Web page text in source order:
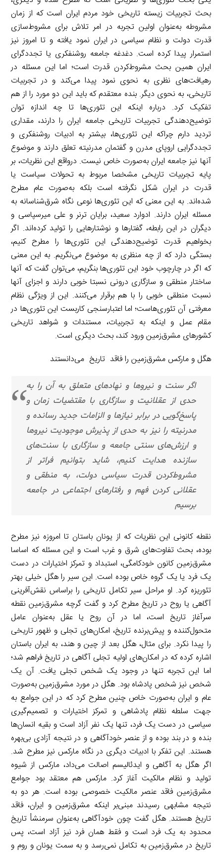
بحث تجربیات زیسته تاریخی خود مردم ایران است که از زمان
مشروطه به‌عنوان اولین تجربه در امر تلاش برای مشروط‌سازی
قدرت دولت و نظام سیاسی در ایران نمود یافته و تا امروز نیز
استمرار پیدا کرده است. دغدغه جامعه روشنفکری یا تجددگرای
ایران همین بحث مشروط‌کردن قدرت است؛ اما این مسئله در
رهیافت‌های نظری به نحوی نمود پیدا می‌کند و در تجربیات
تاریخی، به نحوی دیگر. بنده معتقدم که باید این دو مورد را از هم
تفکیک کرد. درباره اینکه این تئوری‌ها تا چه اندازه توان
توضیح‌دهندگی تجربیات تاریخی جامعه ایران را دارند، مقداری
تردید دارم چراکه این تئوری‌ها، بیشتر به ادبیات روشنفکری و
تجددگرایی اروپای مدرن و گفتمان مدرنیته تعلق دارند و موضوع
آنها نیز جامعه ایران به‌صورت خاص نیست. درواقع این نظریات، بر
پایه تجربیات تاریخی مشخصا مربوط به تحولات سیاست یا
قدرت در ایران شکل نگرفته است بلکه به‌صورت عام مطرح
شده‌اند. به این معنی که این تئوری‌ها نوعی نگاه شرق‌شناسانه به
مسئله ایران دارند. ادوارد سعید، برایان ترنر و علی میرسپاسی و
دیگران در این رابطه، گفتارها و نوشتارهایی را تولید کرده‌اند. اگر
بخواهیم قدرت توضیح‌دهندگی این تئوری‌ها را مطرح کنیم،
بستگی دارد که از چه منظری به موضوع می‌نگریم. به این معنی
که اگر در چارچوب خود این تئوری‌ها بنگریم، می‌توان گفت که آنها
ساختار منطقی و سازگاری درونی نسبتا خوبی دارند و اجزای آنها
نسبت منطقی خوبی را با هم برقرار می‌کنند. این از ویژگی نظام
معرفتی آن تئوری‌هاست؛ اما اعتبارسنجی کاربست این تئوری‌ها در
مقام عمل و اینکه به تجربیات، مستندات و شواهد تاریخی
کشورهای مشرق‌زمین ورود کند، بحث دیگری است.
هگل و مارکس مشرق‌زمین را فاقد تاریخ می‌دانستند
اگر سنت و نیروها و نهادهای متعلق به آن را به
حدی از عقلانیت و سازگاری با مقتضیات زمان و
پاسخ‌گویی در برابر نیازها و الزامات جدید رسانده و
مدرنیته را نیز به حدی از پذیرش موجودیت نیروها
و ارزش‌های سنتی جامعه و سازگاری با سنت‌های
سازنده هدایت کنیم، شاید بتوانیم فراتر از
مشروط‌کردن قدرت سیاسی دولت، به منطقی و
عقلانی کردن فهم و رفتارهای اجتماعی در جامعه
برسیم
نقطه کانونی این نظریات که از یونان باستان تا امروزه نیز مطرح
بوده، بحث تفاوت‌های شرق و غرب است و این مسئله که اساسا
مشرق‌زمین کانون خودکامگی، استبداد و تمرکز اختیارات در دست
یک فرد یا یک گروه خاص بوده است. این سیر را هگل خیلی بهتر
تئوریزه کرد. او مراحل سیر تکامل تاریخی را بر‌اساس نقش‌آفرینی
آگاهی یا روح در تاریخ مطرح کرد و گفت گرچه مشرق‌زمین نقطه
سرآغاز تاریخ است، اما در آن روح یا عقل به‌عنوان عامل
متحول‌کننده و پیش‌برنده تاریخ، امکان‌های تجلی و ظهور تاریخی
را پیدا نکرد. برای مثال، هگل بعد از چین و هند، به ایران باستان
اشاره کرده که در امکان‌های اولیه تجلی آگاهی در تاریخ فراهم شد؛
اما این تجربه تنها در وجود یک شخص تجلی یافت. آن یک
شخص نیز شخص پادشاه بود. هگل در مورد مشرق‌زمین به‌صورت
عام و ایران به‌صورت خاص چنین مطرح کرد که در این جوامع به
جهت سلطه نظام پادشاهی و تمرکز اختیارات و تصمیم‌گیری
سیاسی در دست یک فرد، تنها یک نفر آزاد است و بقیه انسان‌ها
بنده و در بند بوده و از عنصر خودآگاهی و در نتیجه آزادی بی‌بهره
هستند. این تفکر با ادبیات دیگری در نگاه مارکس نیز مطرح شد.
اگر هگل به آگاهی و ایدئالیسم اصالت می‌داد، مارکس از شیوه
تولید و نظام مالکیت آغاز کرد. مارکس هم معتقد بود جوامع
مشرق‌زمین فاقد عنصر مالکیت خصوصی بوده است. هر دو به
نتیجه مشابهی رسیدند مبنی‌بر اینکه مشرق‌زمین و ایران، فاقد
تاریخ هستند. هگل گفت چون خودآگاهی به‌عنوان سرمنشأ تاریخ
محدود به یک فرد است و فقط همان فرد نیز آزاد است، پس
تاریخ در مشرق‌زمین به تکامل نمی‌رسد و به سمت یونان و روم و